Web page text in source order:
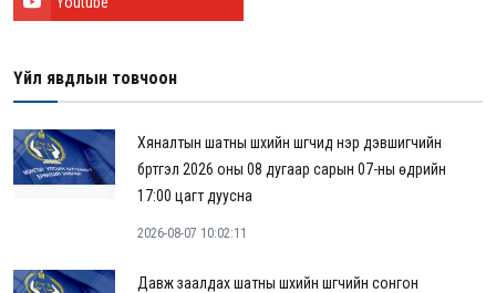
Үйл явдлын товчоон
Хяналтын шатны шүүхийн шүүгчид нэр дэвшигчийн
бүртгэл 2026 оны 08 дугаар сарын 07-ны өдрийн
17:00 цагт дуусна
2026-08-07 10:02:11
Давж заалдах шатны шүүхийн шүүгчийн сонгон